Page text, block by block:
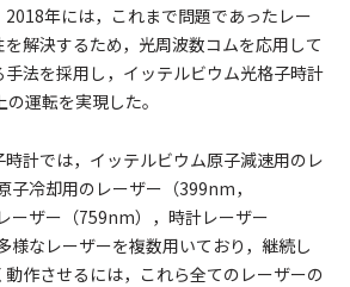
年には，これまで問題であったレー
解決するため，光周波数コムを応用して
手法を採用し，イッテルビウム光格子時計
運転を実現した。
計では，イッテルビウム原子減速用のレ
冷却用のレーザー（399nm，
ーザー（759nm），時計レーザー
様なレーザーを複数用いており，継続し
作させるには，これら全てのレーザーの